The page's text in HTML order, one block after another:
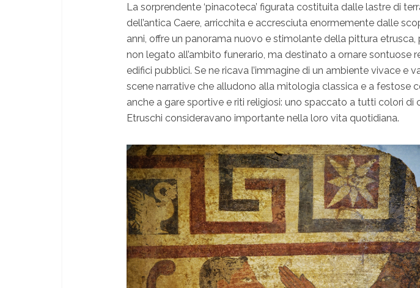
La sorprendente ‘pinacoteca’ figurata costituita dalle lastre di
dell’antica Caere, arricchita e accresciuta enormemente dalle
anni, offre un panorama nuovo e stimolante della pittura etrusca,
non legato all’ambito funerario, ma destinato a ornare sontuose
edifici pubblici. Se ne ricava l’immagine di un ambiente vivace e
scene narrative che alludono alla mitologia classica e a festose
anche a gare sportive e riti religiosi: uno spaccato a tutti colori di
Etruschi consideravano importante nella loro vita quotidiana.